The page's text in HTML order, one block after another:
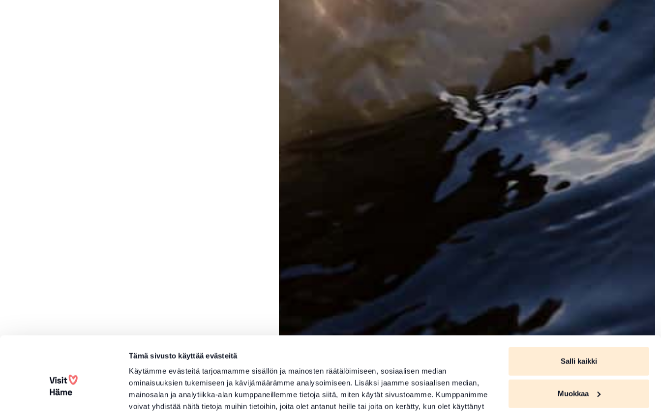
Tämä sivusto käyttää evästeitä
Käytämme evästeitä tarjoamamme sisällön ja mainosten räätälöimiseen, sosiaalisen median
ominaisuuksien tukemiseen ja kävijämäärämme analysoimiseen. Lisäksi jaamme sosiaalisen median,
mainosalan ja analytiikka-alan kumppaneillemme tietoja siitä, miten käytät sivustoamme. Kumppanimme
voivat yhdistää näitä tietoja muihin tietoihin, joita olet antanut heille tai joita on kerätty, kun olet käyttänyt
Salli kaikki
Muokkaa